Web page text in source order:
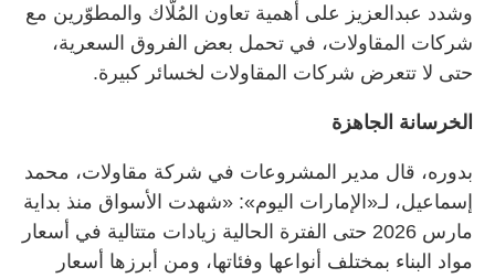
وشدد عبدالعزيز على أهمية تعاون المُلّاك والمطوّرين مع
شركات المقاولات، في تحمل بعض الفروق السعرية،
حتى لا تتعرض شركات المقاولات لخسائر كبيرة.
الخرسانة الجاهزة
بدوره، قال مدير المشروعات في شركة مقاولات، محمد
إسماعيل، لـ«الإمارات اليوم»: «شهدت الأسواق منذ بداية
مارس 2026 حتى الفترة الحالية زيادات متتالية في أسعار
مواد البناء بمختلف أنواعها وفئاتها، ومن أبرزها أسعار